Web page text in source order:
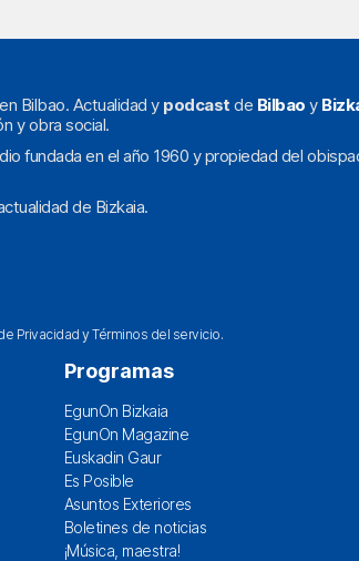
Bilbao. Actualidad y podcast de Bilbao y
y obra social.
fundada en el año 1960 y propiedad del
de Bizkaia.
PrivacidadyTérminos del servicio.
Programas
EgunOn Bizkaia
EgunOn Magazine
Euskadin Gaur
Es Posible
Asuntos Exteriores
Boletines de noticias
¡Música, maestra!